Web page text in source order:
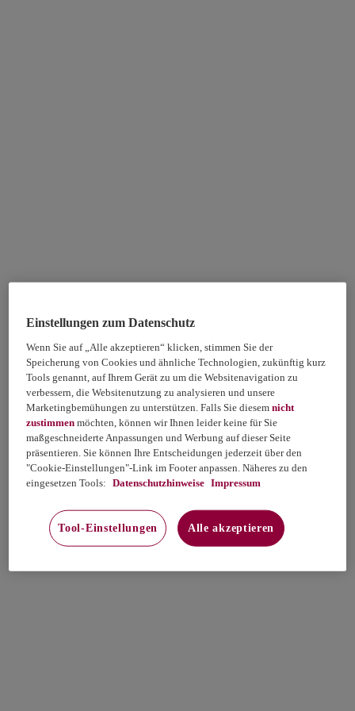
Einstellungen zum Datenschutz
Wenn Sie auf „Alle akzeptieren“ klicken, stimmen Sie der
Speicherung von Cookies und ähnliche Technologien, zukünftig kurz
Tools genannt, auf Ihrem Gerät zu um die Websitenavigation zu
verbessern, die Websitenutzung zu analysieren und unsere
Marketingbemühungen zu unterstützen. Falls Sie diesemnicht
zustimmen möchten, können wir Ihnen leider keine für Sie
maßgeschneiderte Anpassungen und Werbung auf dieser Seite
präsentieren. Sie können Ihre Entscheidungen jederzeit über den
"Cookie-Einstellungen"-Link im Footer anpassen. Näheres zu den
eingesetzen Tools: Datenschutzhinweise Impressum
Tool-Einstellungen Alle akzeptieren